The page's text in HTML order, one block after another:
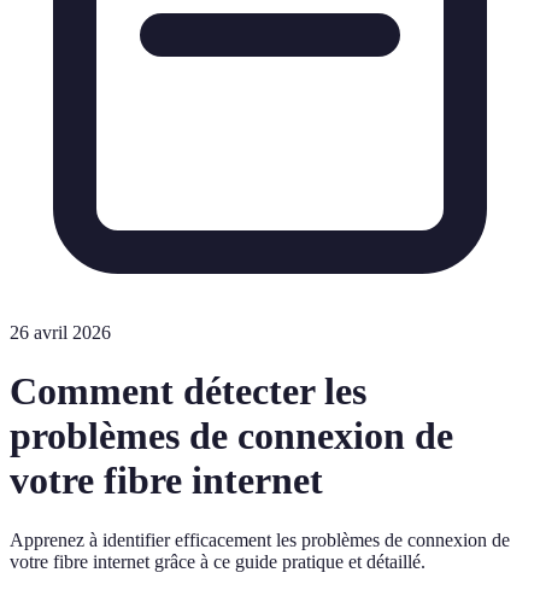
26 avril 2026
Comment détecter les
problèmes de connexion de
votre fibre internet
Apprenez à identifier efficacement les problèmes de connexion de
votre fibre internet grâce à ce guide pratique et détaillé.